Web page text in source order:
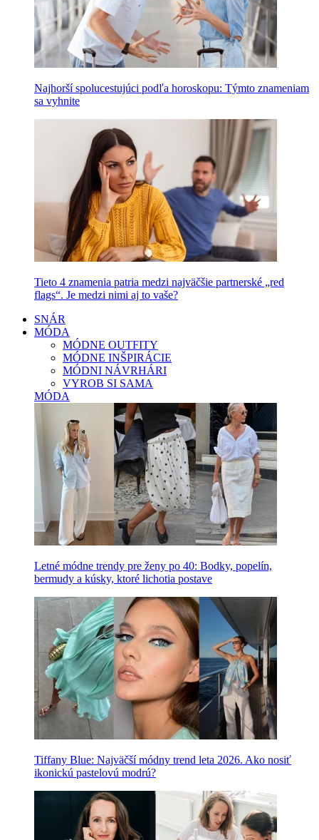
Najhorší spolucestujúci podľa horoskopu: Týmto znameniam
sa vyhnite
Tieto 4 znamenia patria medzi najväčšie partnerské „red
flags“. Je medzi nimi aj to vaše?
SNÁR
MÓDA
MÓDNE OUTFITY
MÓDNE INŠPIRÁCIE
MÓDNI NÁVRHÁRI
VYROB SI SAMA
MÓDA
Letné módne trendy pre ženy po 40: Bodky, popelín,
bermudy a kúsky, ktoré lichotia postave
Tiffany Blue: Najväčší módny trend leta 2026. Ako nosiť
ikonickú pastelovú modrú?